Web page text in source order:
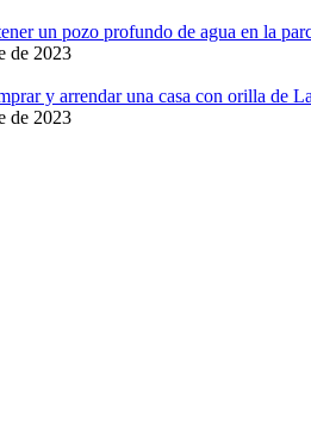
un pozo profundo de agua en la
de 2023
y arrendar una casa con orilla de
de 2023